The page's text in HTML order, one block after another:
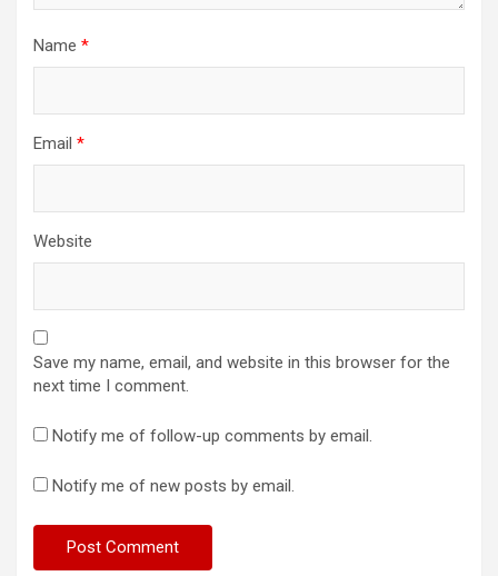
Name *
Email *
Website
Save my name, email, and website in this browser for the
next time I comment.
Notify me of follow-up comments by email.
Notify me of new posts by email.